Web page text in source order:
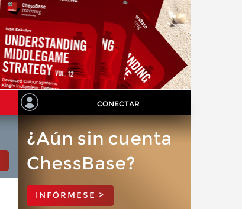
CONECTAR
¿Aún sin cuenta
ChessBase?
INFÓRMESE >